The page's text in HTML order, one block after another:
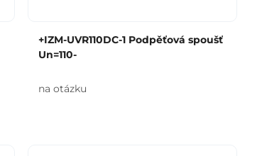
+IZM-UVR110DC-1 Podpěťová spoušť
Un=110-
na otázku